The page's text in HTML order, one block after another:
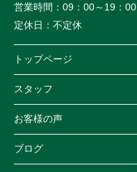
営業時間： 09：00～19：00
定休日： 不定休
トップページ
スタッフ
お客様の声
ブログ